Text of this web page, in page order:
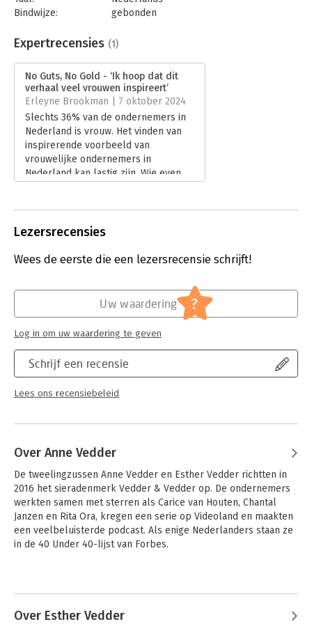
Bindwijze:
gebonden
Uitgever:
Kosmos Uitgevers
Verschijningsdatum:
2-7-2024
Hoofdrubriek: Ondernemen
Expertrecensies (1)
No Guts, No Gold - ‘Ik hoop dat dit
verhaal veel vrouwen inspireert’
Erleyne Brookman | 7 oktober 2024
Slechts 36% van de ondernemers in
Nederland is vrouw. Het vinden van
inspirerende voorbeeld van
vrouwelijke ondernemers in
Nederland kan lastig zijn. Wie even
een vrouwelijke ondernemer
zelfs twee vrouwelijke ondernemers
Lezersrecensies
Wees de eerste die een lezersrecensie schrijft!
Schrijf een recensie
Lees ons recensiebeleid
Uw waardering ?
Log in om uw waardering te geven
Over Anne Vedder
De tweelingzussen Anne Vedder en Esther Vedder richtten in
2016 het sieradenmerk Vedder & Vedder op. De ondernemers
werkten samen met sterren als Carice van Houten, Chantal
Janzen en Rita Ora, kregen een serie op Videoland en maakten
een veelbeluisterde podcast. Als enige Nederlanders staan ze
in de 40 Under 40-lijst van Forbes.
Over Esther Vedder